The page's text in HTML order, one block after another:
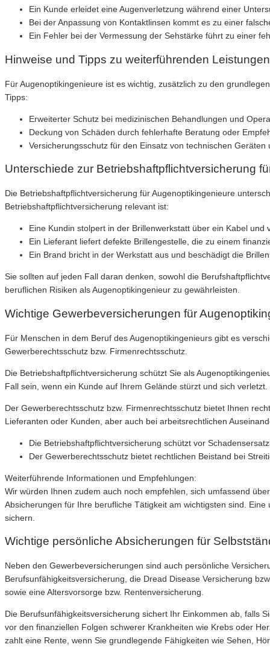
Ein Kunde erleidet eine Augenverletzung während einer
Bei der Anpassung von Kontaktlinsen kommt es zu einer
Ein Fehler bei der Vermessung der Sehstärke führt zu einer
Hinweise und Tipps zu weiterführenden
Für Augenoptikingenieure ist es wichtig, zusätzlich zu den
Tipps:
Erweiterter Schutz bei medizinischen Behandlungen und
Deckung von Schäden durch fehlerhafte Beratung oder
Versicherungsschutz für den Einsatz von technischen Geräten
Unterschiede zur Betriebshaftpflichtversicherung
Die Betriebshaftpflichtversicherung für Augenoptikingenieure
Betriebshaftpflichtversicherung relevant ist:
Eine Kundin stolpert in der Brillenwerkstatt über ein Kabel und
Ein Lieferant liefert defekte Brillengestelle, die zu einem
Ein Brand bricht in der Werkstatt aus und beschädigt die
Sie sollten auf jeden Fall daran denken, sowohl die
beruflichen Risiken als Augenoptikingenieur zu gewährleisten.
Wichtige Gewerbeversicherungen für
Für Menschen in dem Beruf des Augenoptikingenieurs gibt es
Gewerberechtsschutz bzw. Firmenrechtsschutz.
Die Betriebshaftpflichtversicherung schützt Sie als
Fall sein, wenn ein Kunde auf Ihrem Gelände stürzt und sich
Der Gewerberechtsschutz bzw. Firmenrechtsschutz bietet Ihnen
Lieferanten oder Kunden, aber auch bei arbeitsrechtlichen
Die Betriebshaftpflichtversicherung schützt vor
Der Gewerberechtsschutz bietet rechtlichen Beistand bei
Weiterführende Informationen und Empfehlungen:
Wir würden Ihnen zudem auch noch empfehlen, sich umfassend
Absicherungen für Ihre berufliche Tätigkeit am wichtigsten sind.
sichern.
Wichtige persönliche Absicherungen für
Neben den Gewerbeversicherungen sind auch persönliche
Berufsunfähigkeitsversicherung, die Dread Disease Versicherung
sowie eine Altersvorsorge bzw. Rentenversicherung.
Die Berufsunfähigkeitsversicherung sichert Ihr Einkommen ab, falls
vor den finanziellen Folgen schwerer Krankheiten wie Krebs oder
zahlt eine Rente, wenn Sie grundlegende Fähigkeiten wie Sehen,